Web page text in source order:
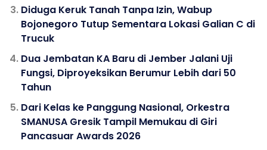
Diduga Keruk Tanah Tanpa Izin, Wabup
Bojonegoro Tutup Sementara Lokasi Galian C di
Trucuk
Dua Jembatan KA Baru di Jember Jalani Uji
Fungsi, Diproyeksikan Berumur Lebih dari 50
Tahun
Dari Kelas ke Panggung Nasional, Orkestra
SMANUSA Gresik Tampil Memukau di Giri
Pancasuar Awards 2026